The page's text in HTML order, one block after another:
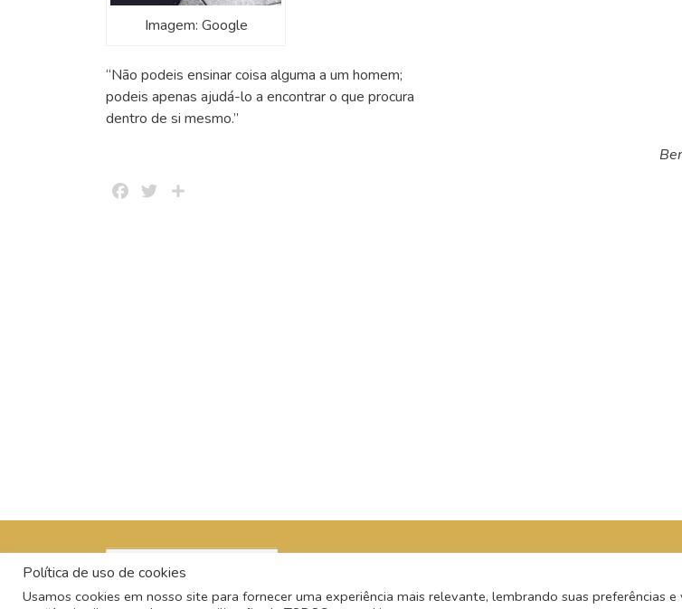
Imagem: Google
“Não podeis ensinar coisa alguma a um homem;
podeis apenas ajudá-lo a encontrar o que procura
dentro de si mesmo.”
FacebookTwitter
Política de uso de cookies
Usamos cookies em nosso site para fornecer uma experiência mais relevante, lembrando suas preferências